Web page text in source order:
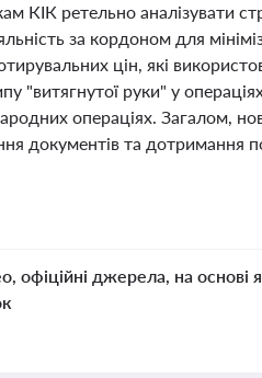
КІК ретельно аналізувати
за кордоном для
цін, які
руки" у
операціях. Загалом,
документів та дотримання
офіційні джерела, на основі